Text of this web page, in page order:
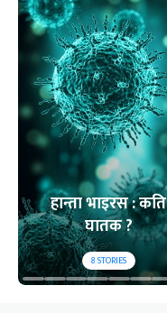
हान्ता भाइरस : कति
घातक ?
8STORIES